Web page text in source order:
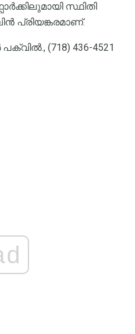
സ്ഥിതി
പ്രിയങ്കരമാണ്.
(718) 436-4521